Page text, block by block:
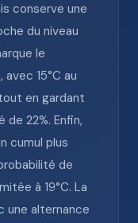
conserve une
du niveau
le
15°C au
en gardant
22%. Enfin,
cumul plus
de
à 19°C. La
une alternance